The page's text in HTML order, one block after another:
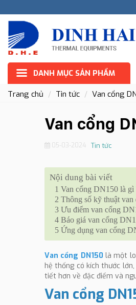
DANH MỤC SẢN PHẨM
Trang chủ Tin tức Van cổng
Van cổng
05-03-2024 Tin tức
Nội dung bài viết
1 Van cổng DN150 là gì
2 Thông số kỹ thuật
3 Ưu điểm van cổng
4 Báo giá van cổng
5 Ứng dụng van cổng
Van cổng DN150 là một
hệ thống có kích thước
tiết hơn về đặc điểm và
Van cổng